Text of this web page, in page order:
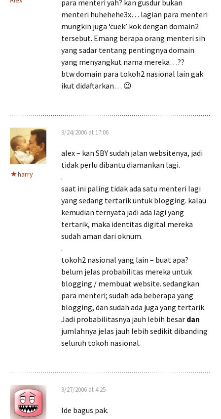
para menteri yah? kan gusdur bukan
menteri huhehehe3x… lagian para menteri
mungkin juga ‘cuek’ kok dengan domain2
tersebut. Emang berapa orang menteri sih
yang sadar tentang pentingnya domain
yang menyangkut nama mereka…??
btw domain para tokoh2 nasional lain gak
ikut didaftarkan… 😉
harry
9/24/2006 at 17:06
alex – kan SBY sudah jalan websitenya, jadi
tidak perlu dibantu diamankan lagi.
.
saat ini paling tidak ada satu menteri lagi
yang sedang tertarik untuk blogging. kalau
kemudian ternyata jadi ada lagi yang
tertarik, maka identitas digital mereka
sudah aman dari oknum.
.
tokoh2 nasional yang lain – buat apa?
belum jelas probabilitas mereka untuk
blogging / membuat website. sedangkan
para menteri; sudah ada beberapa yang
blogging, dan sudah ada juga yang tertarik.
Jadi probabilitasnya jauh lebih besar dan
jumlahnya jelas jauh lebih sedikit dibanding
seluruh tokoh nasional.
9/27/2006 at 4:25
Ide bagus pak.